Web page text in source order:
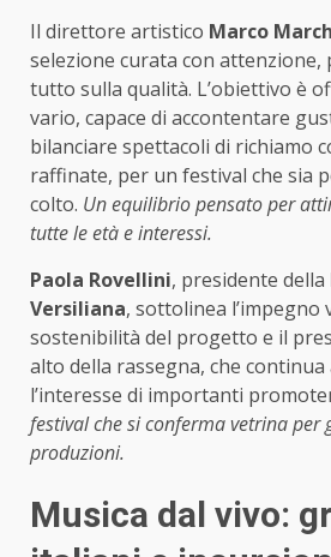
Il direttore artistico Marco
selezione curata con attenzione,
tutto sulla qualità. L’obiettivo è
vario, capace di accontentare
bilanciare spettacoli di richiamo
raffinate, per un festival che sia
colto. Un equilibrio pensato per
tutte le età e interessi.
Paola Rovellini, presidente della
Versiliana, sottolinea l’impegno
sostenibilità del progetto e il
alto della rassegna, che
l’interesse di importanti
festival che si conferma vetrina per
produzioni.
Musica dal vivo: